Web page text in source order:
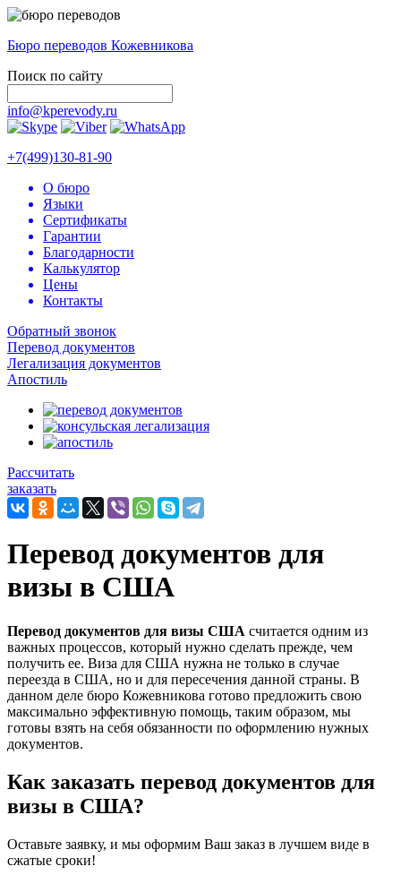
Бюро переводов Кожевникова
Поиск по сайту
info@kperevody.ru
+7(499)130-81-90
О бюро
Языки
Сертификаты
Гарантии
Благодарности
Калькулятор
Цены
Контакты
Обратный звонок
Перевод документов
Легализация документов
Апостиль
Рассчитать
заказать
Перевод документов для
визы в США
Перевод документов для визы США считается одним из
важных процессов, который нужно сделать прежде, чем
получить ее. Виза для США нужна не только в случае
переезда в США, но и для пересечения данной страны. В
данном деле бюро Кожевникова готово предложить свою
максимально эффективную помощь, таким образом, мы
готовы взять на себя обязанности по оформлению нужных
документов.
Как заказать перевод документов для
визы в США?
Оставьте заявку, и мы оформим Ваш заказ в лучшем виде в
сжатые сроки!